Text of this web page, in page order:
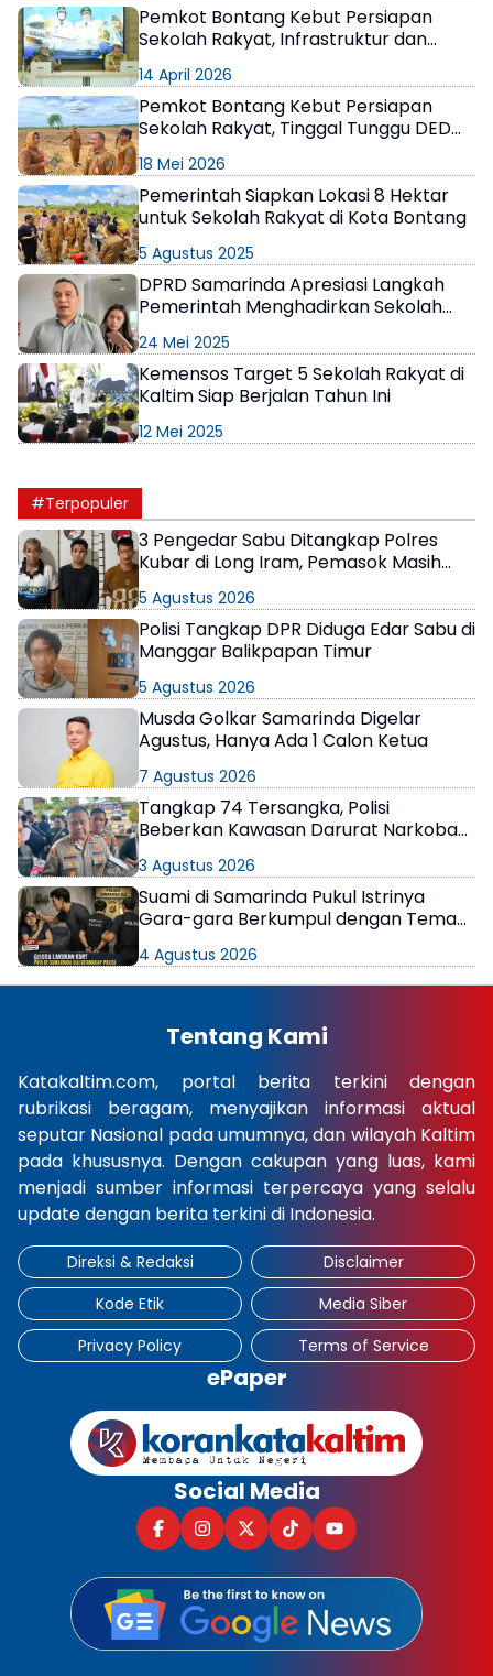
Pemkot Bontang Kebut Persiapan
Sekolah Rakyat, Infrastruktur dan
14 April 2026
Pemkot Bontang Kebut Persiapan
Sekolah Rakyat, Tinggal Tunggu DED
18 Mei 2026
Pemerintah Siapkan Lokasi 8 Hektar
untuk Sekolah Rakyat di Kota Bontang
5 Agustus 2025
DPRD Samarinda Apresiasi Langkah
Pemerintah Menghadirkan Sekolah
24 Mei 2025
Kemensos Target 5 Sekolah Rakyat di
Kaltim Siap Berjalan Tahun Ini
12 Mei 2025
#Terpopuler
3 Pengedar Sabu Ditangkap Polres
Kubar di Long Iram, Pemasok Masih
5 Agustus 2026
Polisi Tangkap DPR Diduga Edar Sabu di
Manggar Balikpapan Timur
5 Agustus 2026
Musda Golkar Samarinda Digelar
Agustus, Hanya Ada 1 Calon Ketua
7 Agustus 2026
Tangkap 74 Tersangka, Polisi
Beberkan Kawasan Darurat Narkoba
3 Agustus 2026
Suami di Samarinda Pukul Istrinya
Gara-gara Berkumpul dengan Teman
4 Agustus 2026
Tentang Kami
Katakaltim.com, portal berita terkini dengan
rubrikasi beragam, menyajikan informasi aktual
seputar Nasional pada umumnya, dan wilayah Kaltim
pada khususnya. Dengan cakupan yang luas, kami
menjadi sumber informasi terpercaya yang selalu
update dengan berita terkini di Indonesia.
Direksi & Redaksi
Disclaimer
Kode Etik
Media Siber
Privacy Policy
Terms of Service
ePaper
Social Media